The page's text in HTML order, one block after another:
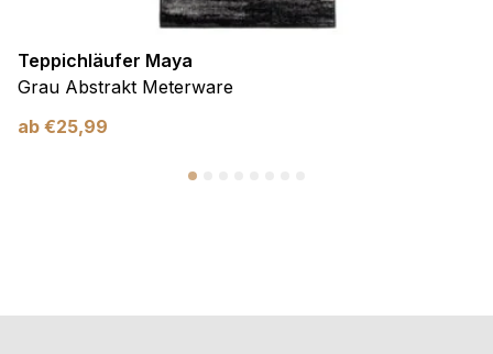
Teppichläufer Maya
Grau Abstrakt Meterware
ab €25,99